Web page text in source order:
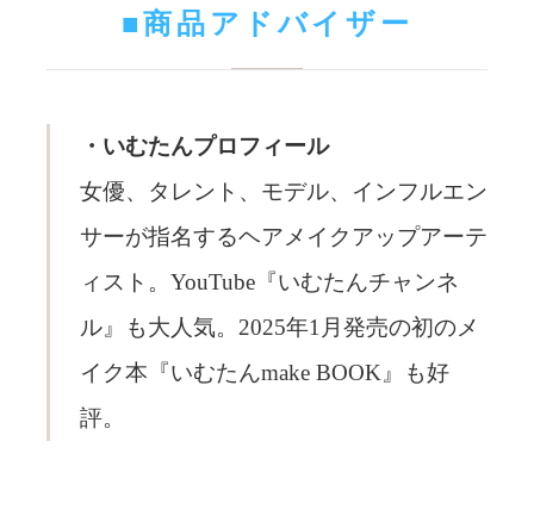
■商品アドバイザー
・いむたんプロフィール
女優、タレント、モデル、インフルエン
サーが指名するヘアメイクアップアーテ
ィスト。YouTube『いむたんチャンネ
ル』も大人気。2025年1月発売の初のメ
イク本『いむたんmake BOOK』も好
評。